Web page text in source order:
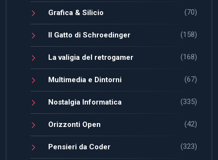
Grafica & Silicio (70)
Il Gatto di Schroedinger (158)
La valigia del retrogamer (168)
Multimedia e Dintorni (67)
Nostalgia Informatica (335)
Orizzonti Open (42)
Pensieri da Coder (323)